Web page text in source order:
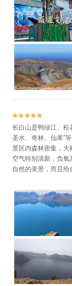
员。


长白山是鸭绿江、松
圣水、奇林、仙果”
景区内森林密集，大
空气特别清新，负
自然的美景，而且